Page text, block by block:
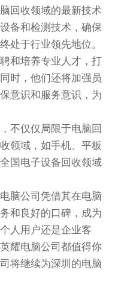
回收领域的最新技术
备和检测技术，确保
处于行业领先地位。
和培养专业人才，打
时，他们还将加强员
意识和服务意识，为
不仅仅局限于电脑回
领域，如手机、平板
国电子设备回收领域
脑公司凭借其在电脑
和良好的口碑，成为
人用户还是企业客
耀电脑公司都值得你
将继续为深圳的电脑